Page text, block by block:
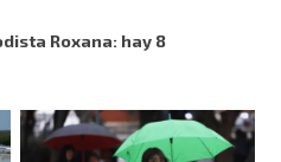
Roxana: hay 8